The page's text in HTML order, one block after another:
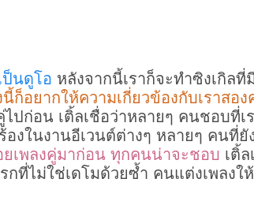
ป็นดูโอ หลังจากนี้เราก็จะทำซิงเกิลที่
นี้ก็อยากให้ความเกี่ยวข้องกับเราสอ
ปก่อน เติ้ลเชื่อว่าหลายๆ คนชอบที่เ
องในงานอีเวนต์ต่างๆ หลายๆ คนที่ยั
ยเพลงคู่มาก่อน ทุกคนน่าจะชอบ เติ้
ที่ไม่ใช่เดโมด้วยซ้ำ คนแต่งเพลงให้